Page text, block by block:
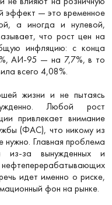
эффект — это временное
а иногда и нулевой,
что рост цен на
инфляцию: с конца
АИ-95 — на 7,7%, в то
всего 4,08%.
жизни и не пытаясь
Любой рост
привлекает внимание
(ФАС), что никому из
нужно. Главная проблема
за вынужденных и
идет именно о риске,
фон на рынке.